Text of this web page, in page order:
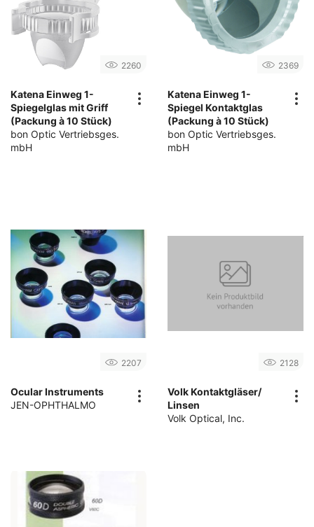
2260
Katena Einweg 1-
Spiegelglas mit Griff
(Packung à 10 Stück)
bon Optic Vertriebsges.
mbH
2369
Katena Einweg 1-
Spiegel Kontaktglas
(Packung à 10 Stück)
bon Optic Vertriebsges.
mbH
2207
Ocular Instruments
JEN-OPHTHALMO
2128
Volk Kontaktgläser/
Linsen
Volk Optical, Inc.